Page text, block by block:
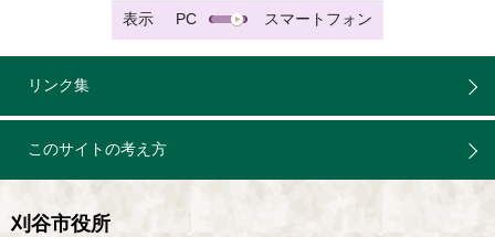
表示 PC スマートフォン
リンク集
このサイトの考え方
刈谷市役所